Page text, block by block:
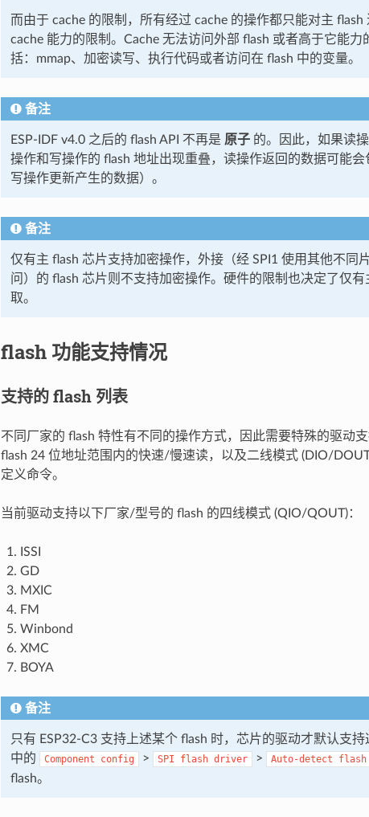
而由于 cache 的限制，所有经过 cache 的操作都只能对主
cache 能力的限制。Cache 无法访问外部 flash 或者高于它能力
括：mmap、加密读写、执行代码或者访问在 flash 中的变量。
备注
ESP-IDF v4.0 之后的 flash API 不再是 原子的。因此，如果读
操作和写操作的 flash 地址出现重叠，读操作返回的数据可能
写操作更新产生的数据）。
备注
仅有主 flash 芯片支持加密操作，外接（经 SPI1 使用其他不同
问）的 flash 芯片则不支持加密操作。硬件的限制也决定了仅
取。
flash 功能支持情况
支持的 flash 列表
不同厂家的 flash 特性有不同的操作方式，因此需要特殊的驱动
flash 24 位地址范围内的快速/慢速读，以及二线模式 (DIO/
定义命令。
当前驱动支持以下厂家/型号的 flash 的四线模式 (QIO/QOUT)：
ISSI
GD
MXIC
FM
Winbond
XMC
BOYA
备注
只有 ESP32-C3 支持上述某个 flash 时，芯片的驱动才默认支
中的
Component config > SPI flash driver > Auto-detect flash
flash。